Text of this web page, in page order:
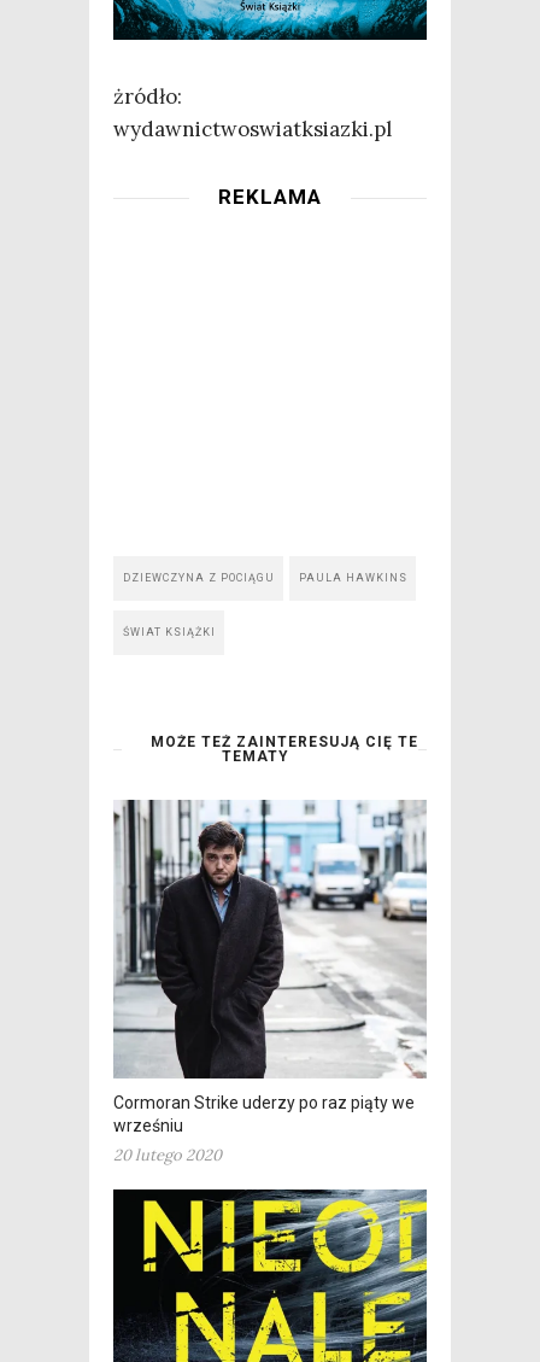
żró­dło:
wydawnictwoswiatksiazki.pl
REKLAMA
DZIEWCZYNA Z POCIĄGU PAULA HAWKINS
ŚWIAT KSIĄŻKI
MOŻE TEŻ ZAINTERESUJĄ CIĘ TE
TEMATY
Cormoran Strike uderzy po raz piąty we
wrześniu
20 lutego 2020